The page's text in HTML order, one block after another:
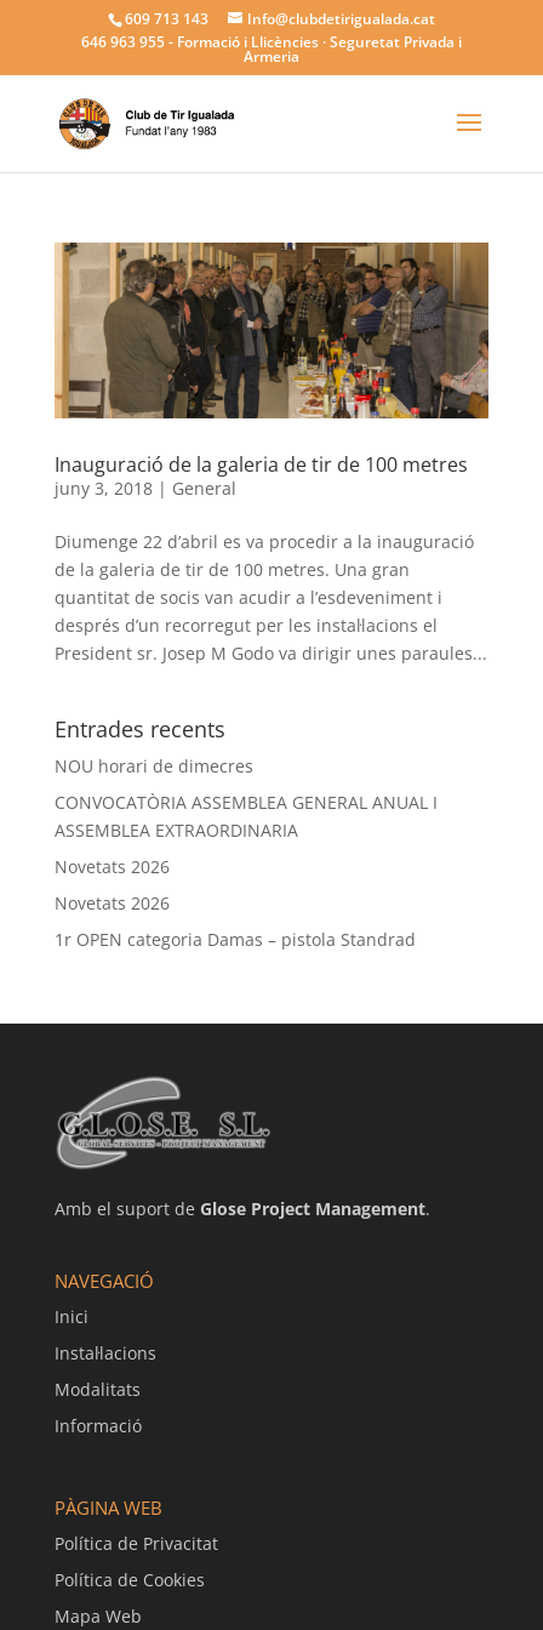
609 713 143
Info@clubdetirigualada.cat
646 963 955- Formació i Llicències · Seguretat Privada i
Armeria
Inauguració de la galeria de tir de 100 metres
juny 3, 2018| General
Diumenge 22 d’abril es va procedir a la inauguració
de la galeria de tir de 100 metres. Una gran
quantitat de socis van acudir a l’esdeveniment i
després d’un recorregut per les instal·lacions el
President sr. Josep M Godo va dirigir unes paraules...
Entrades recents
NOU horari de dimecres
CONVOCATÒRIA ASSEMBLEA GENERAL ANUAL I
ASSEMBLEA EXTRAORDINARIA
Novetats 2026
Novetats 2026
1r OPEN categoria Damas – pistola Standrad
Amb el suport de Glose Project Management.
NAVEGACIÓ
Inici
Instal·lacions
Modalitats
Informació
PÀGINA WEB
Política de Privacitat
Política de Cookies
Mapa Web